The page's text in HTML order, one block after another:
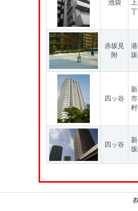
池袋
赤坂見
附
四ッ谷
四ッ谷